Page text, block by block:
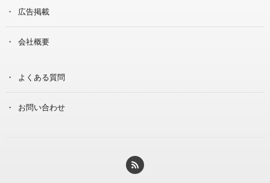
広告掲載
会社概要
よくある質問
お問い合わせ